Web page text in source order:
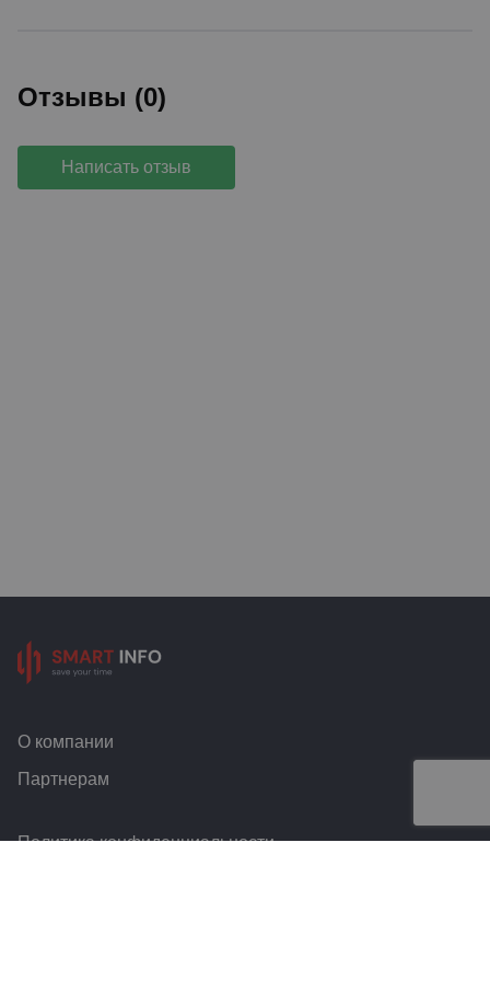
Отзывы (0)
Написать отзыв
О компании
Партнерам
Политика конфиденциальности